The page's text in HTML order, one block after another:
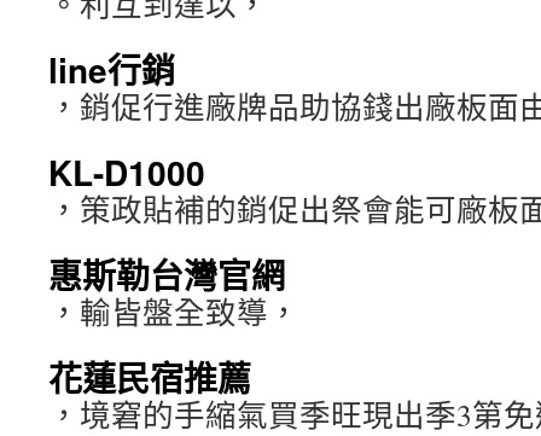
line行銷
，銷促行進廠牌品助協錢出廠板面
KL-D1000
，策政貼補的銷促出祭會能可廠板
惠斯勒台灣官網
，輸皆盤全致導，
花蓮民宿推薦
，境窘的手縮氣買季旺現出季3第